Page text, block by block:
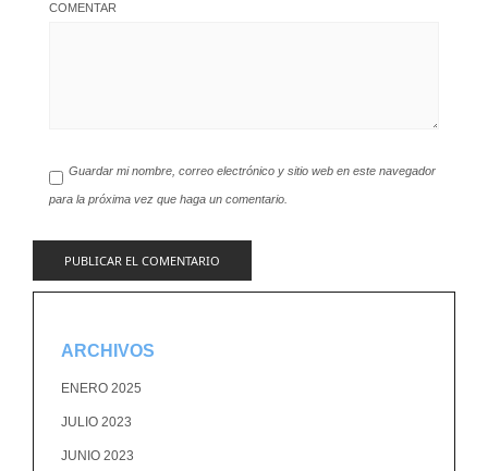
COMENTAR
Guardar mi nombre, correo electrónico y sitio web en este navegador
para la próxima vez que haga un comentario.
ARCHIVOS
ENERO 2025
JULIO 2023
JUNIO 2023